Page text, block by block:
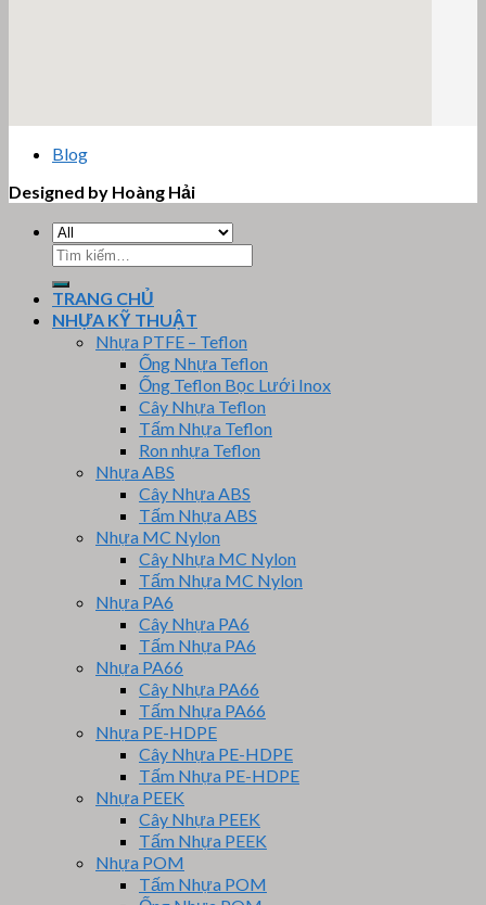
Blog
Designed by Hoàng Hải
Tìm
kiếm:
TRANG CHỦ
NHỰA KỸ THUẬT
Nhựa PTFE – Teflon
Ống Nhựa Teflon
Ống Teflon Bọc Lưới Inox
Cây Nhựa Teflon
Tấm Nhựa Teflon
Ron nhựa Teflon
Nhựa ABS
Cây Nhựa ABS
Tấm Nhựa ABS
Nhựa MC Nylon
Cây Nhựa MC Nylon
Tấm Nhựa MC Nylon
Nhựa PA6
Cây Nhựa PA6
Tấm Nhựa PA6
Nhựa PA66
Cây Nhựa PA66
Tấm Nhựa PA66
Nhựa PE-HDPE
Cây Nhựa PE-HDPE
Tấm Nhựa PE-HDPE
Nhựa PEEK
Cây Nhựa PEEK
Tấm Nhựa PEEK
Nhựa POM
Tấm Nhựa POM